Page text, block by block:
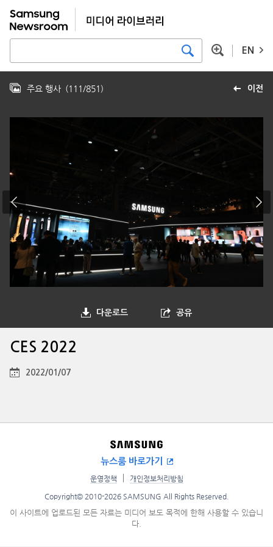
EN
이전
주요 행사 (111/851)
다운로드 공유
CES 2022
2022/01/07
뉴스룸 바로가기
운영정책 개인정보처리방침
Copyright© 2010-2026 SAMSUNG All Rights Reserved.
이 사이트에 업로드된 모든 자료는 미디어 보도 목적에 한해 사용할 수 있습니
다.